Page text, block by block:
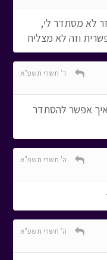
לא מסתדר לי,
וזה לא מצליח
ד' תשרי תשפ"א
אפשר להסתדר
ה' תשרי תשפ"א
ה' תשרי תשפ"א